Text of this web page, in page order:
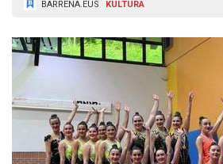
BARRENA.EUS KULTURA